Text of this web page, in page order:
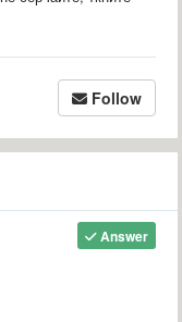
Follow
Answer